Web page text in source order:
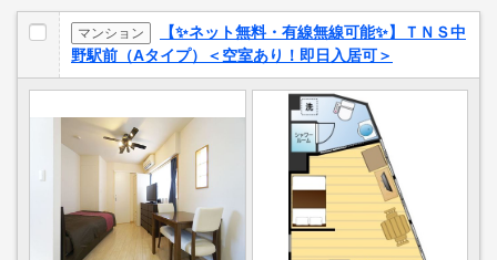
マンション
【✨ネット無料・有線無線可能✨】ＴＮＳ中
野駅前（Aタイプ）＜空室あり！即日入居可＞